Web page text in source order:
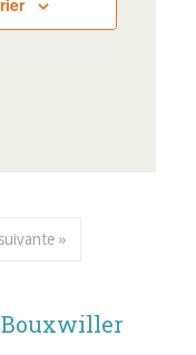
»
Bouxwiller